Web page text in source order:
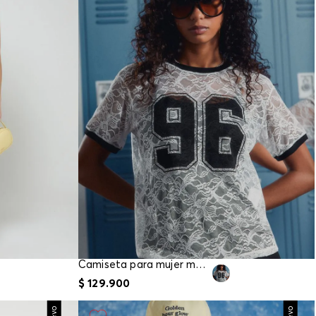
Camiseta para mujer manga corta
$ 129.900